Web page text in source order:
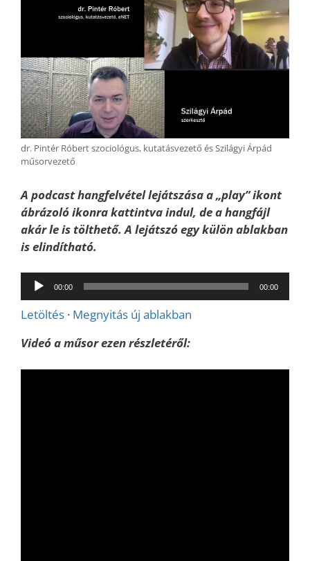
dr. Pintér Róbert szociológus, kutatásvezető és Szilágyi Árpád
műsorvezető
A podcast hangfelvétel lejátszása a „play” ikont
ábrázoló ikonra kattintva indul, de a hangfájl
akár le is tölthető. A lejátszó egy külön ablakban
is elindítható.
Audió
lejátszó
00:00 00:00
Letöltés · Megnyitás új ablakban
Videó a műsor ezen részletéről: